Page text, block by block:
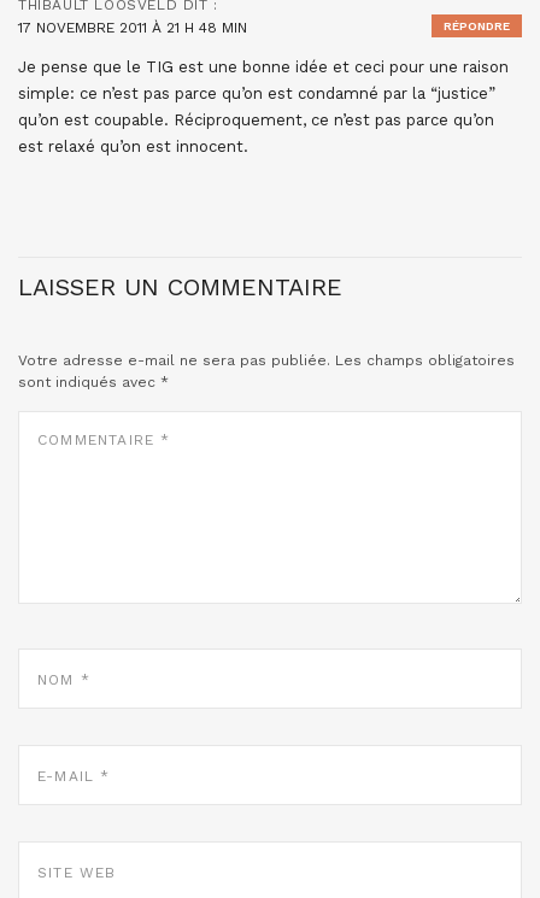
THIBAULT LOOSVELD DIT :
17 NOVEMBRE 2011 À 21 H 48 MIN
Je pense que le TIG est une bonne idée et ceci pour une raison
simple: ce n’est pas parce qu’on est condamné par la “justice”
qu’on est coupable. Réciproquement, ce n’est pas parce qu’on
est relaxé qu’on est innocent.
RÉPONDRE
LAISSER UN COMMENTAIRE
Votre adresse e-mail ne sera pas publiée. Les champs obligatoires
sont indiqués avec *
MAIL
WEB